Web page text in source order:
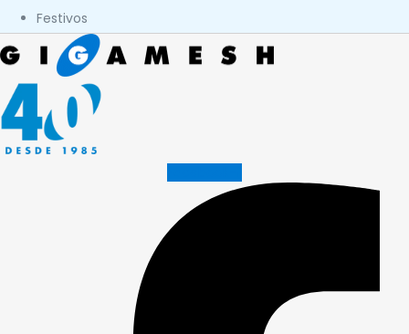
Festivos